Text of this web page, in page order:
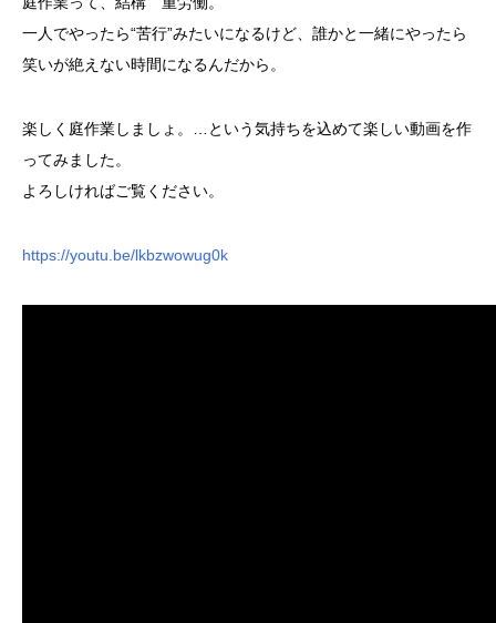
一人でやったら“苦行”みたいになるけど、誰かと一緒にやったら
笑いが絶えない時間になるんだから。
楽しく庭作業しましょ。…という気持ちを込めて楽しい動画を作
ってみました。
よろしければご覧ください。
https://youtu.be/lkbzwowug0k